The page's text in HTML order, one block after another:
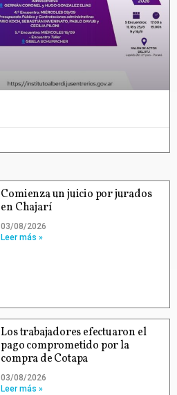
Comienza un juicio por jurados
en Chajarí
03/08/2026
Leer más »
Los trabajadores efectuaron el
pago comprometido por la
compra de Cotapa
03/08/2026
Leer más »